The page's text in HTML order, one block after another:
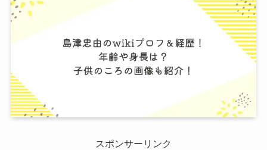
スポンサーリンク